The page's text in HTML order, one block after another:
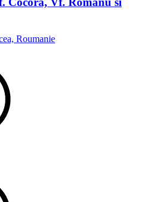
Roumanie